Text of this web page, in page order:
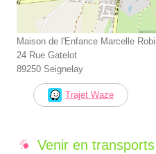
Maison de l'Enfance Marcelle
24 Rue Gatelot
89250 Seignelay
Trajet Waze
Venir en